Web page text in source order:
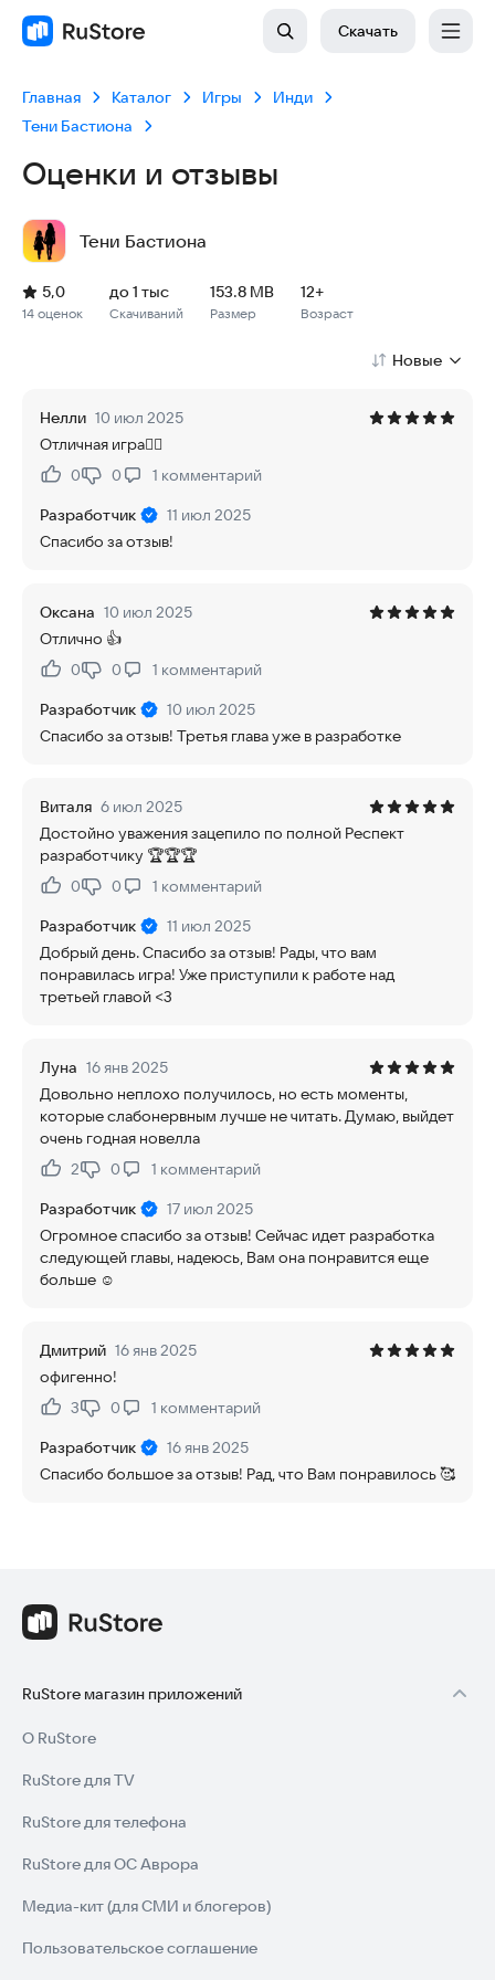
Скачать
Главная Каталог Игры
Инди
Тени Бастиона
Оценки и отзывы
Тени Бастиона
Рейтинг: 5,0, 14 оценок
Скачиваний: до 1 тыс
Размер файла: 153.8 MB
Возрастное ограничение: 153.8 MB
14 оценок
5,0
Скачиваний
до 1 тыс
Размер
153.8 MB
Возраст
12+
Новые
Нелли 10 июл 2025
Отличная игра👍🏼
Нравится:
0Не нравится:
0 1 комментарий
Разработчик
11 июл 2025
Спасибо за отзыв!
Оксана 10 июл 2025
Отлично 👍
Нравится:
0Не нравится:
0 1 комментарий
Разработчик
10 июл 2025
Спасибо за отзыв! Третья глава уже в разработке
Виталя 6 июл 2025
Достойно уважения зацепило по полной Респект
разработчику 🏆🏆🏆
Нравится:
0Не нравится:
0 1 комментарий
Разработчик
11 июл 2025
Добрый день. Спасибо за отзыв! Рады, что вам
понравилась игра! Уже приступили к работе над
третьей главой <3
Луна 16 янв 2025
Довольно неплохо получилось, но есть моменты,
которые слабонервным лучше не читать. Думаю, выйдет
очень годная новелла
Нравится:
2Не нравится:
0 1 комментарий
Разработчик
17 июл 2025
Огромное спасибо за отзыв! Сейчас идет разработка
следующей главы, надеюсь, Вам она понравится еще
больше ☺️
Дмитрий 16 янв 2025
офигенно!
Нравится:
3Не нравится:
0 1 комментарий
Разработчик
16 янв 2025
Спасибо большое за отзыв! Рад, что Вам понравилось 🥰
RuStore магазин приложений
О RuStore
RuStore для TV
RuStore для телефона
RuStore для ОС Аврора
Медиа-кит (для СМИ и блогеров)
Пользовательское соглашение